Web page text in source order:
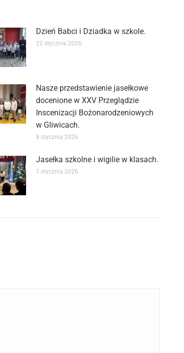
Dzień Babci i Dziadka w szkole.
22 stycznia 2026
Nasze przedstawienie jasełkowe
docenione w XXV Przeglądzie
Inscenizacji Bożonarodzeniowych
w Gliwicach.
8 stycznia 2026
Jasełka szkolne i wigilie w klasach.
7 stycznia 2026